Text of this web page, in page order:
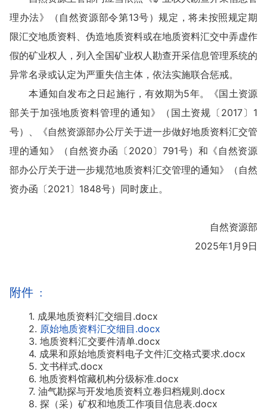
理办法》（自然资源部令第13号）规定，将未按照规定期
限汇交地质资料、伪造地质资料或在地质资料汇交中弄虚作
假的矿业权人，列入全国矿业权人勘查开采信息管理系统的
异常名录或认定为严重失信主体，依法实施联合惩戒。
本通知自发布之日起施行，有效期为5年。《国土资源
部关于加强地质资料管理的通知》（国土资规〔2017〕1
号）、《自然资源部办公厅关于进一步做好地质资料汇交管
理的通知》（自然资办函〔2020〕791号）和《自然资源
部办公厅关于进一步规范地质资料汇交管理的通知》（自然
资办函〔2021〕1848号）同时废止。
自然资源部
2025年1月9日
附件 :
1. 成果地质资料汇交细目.docx
2. 原始地质资料汇交细目.docx
3. 地质资料汇交要件清单.docx
4. 成果和原始地质资料电子文件汇交格式要求.docx
5. 文书样式.docx
6. 地质资料馆藏机构分级标准.docx
7. 油气勘探与开发地质资料立卷归档规则.docx
8. 探（采）矿权和地质工作项目信息表.docx